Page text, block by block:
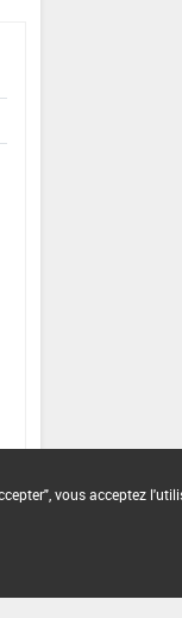
vous acceptez